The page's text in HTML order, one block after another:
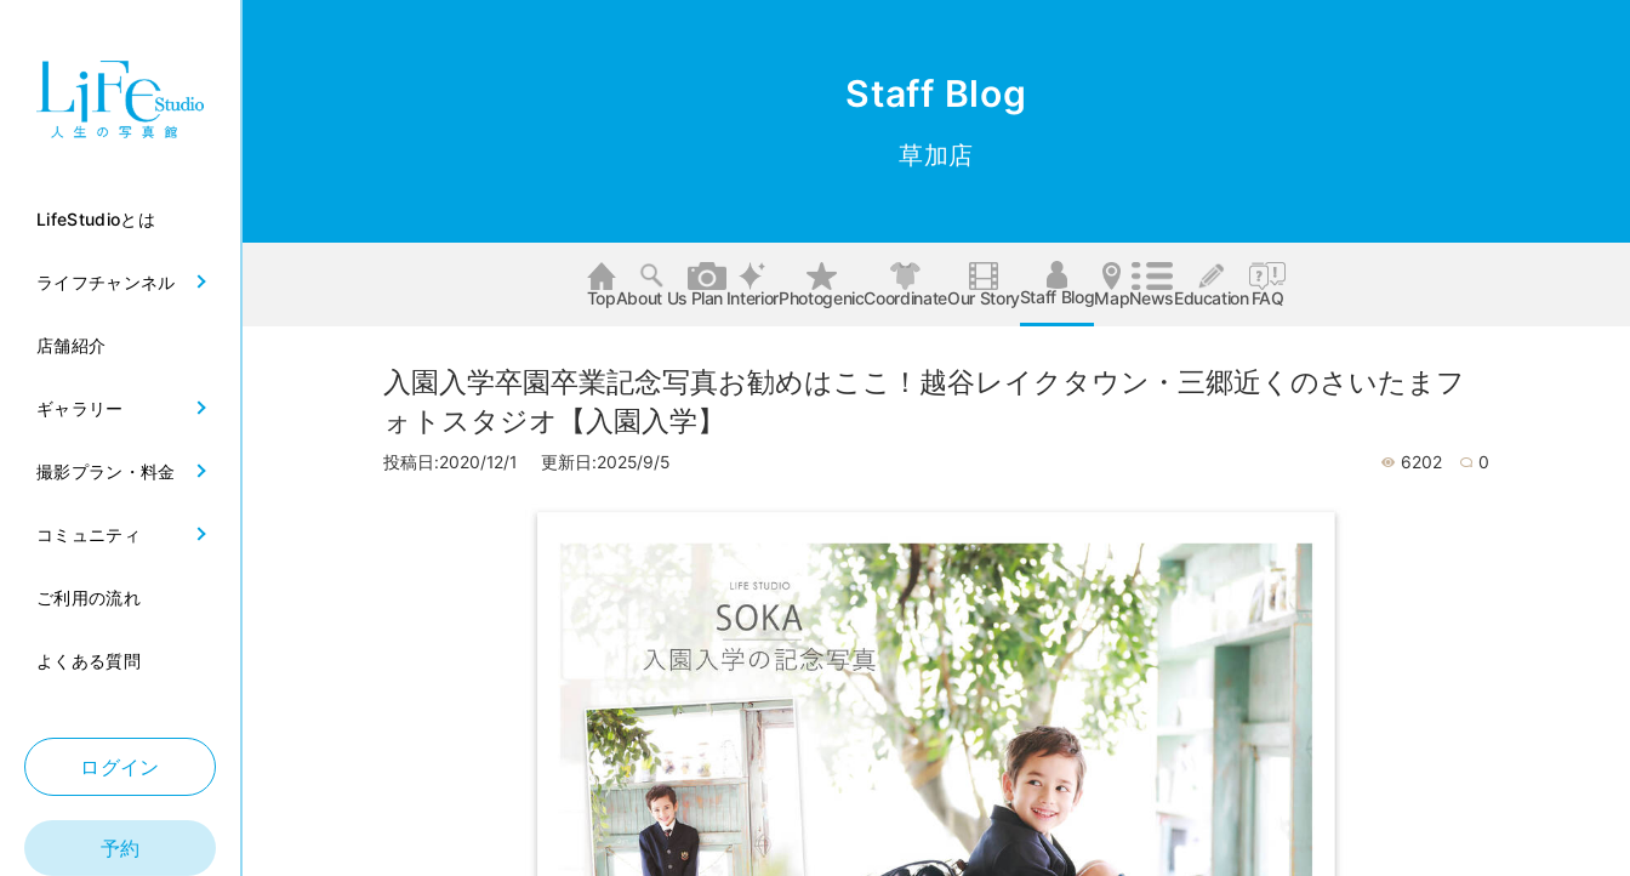
LifeStudioとは
ライフチャンネル
店舗紹介
ギャラリー
撮影プラン・料金
コミュニティ
ご利用の流れ
よくある質問
ログイン
予約
Staff Blog
草加店
TopAbout Us Plan InteriorPhotogenicCoordinateOur StoryStaff BlogMapNewsEducationFAQ
入園入学卒園卒業記念写真お勧めはここ！越谷レイクタウン・三郷近くのさいたまフ
ォトスタジオ【入園入学】
投稿日:2020/12/1 更新日:2025/9/5 6202 0